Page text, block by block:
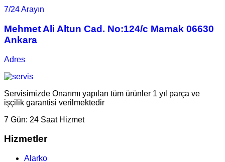
7/24 Arayın
Mehmet Ali Altun Cad. No:124/c Mamak 06630
Ankara
Adres
Servisimizde Onarımı yapılan tüm ürünler 1 yıl parça ve
işçilik garantisi verilmektedir
7 Gün: 24 Saat Hizmet
Hizmetler
Alarko